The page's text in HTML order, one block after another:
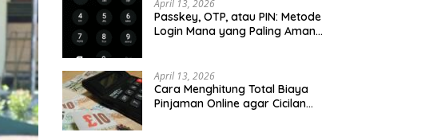
April 13, 2026
Passkey, OTP, atau PIN: Metode
Login Mana yang Paling Aman
April 13, 2026
Cara Menghitung Total Biaya
Pinjaman Online agar Cicilan